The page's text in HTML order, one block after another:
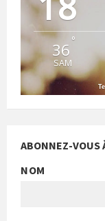
36 °
SAM
ABONNEZ-VOUS
NOM